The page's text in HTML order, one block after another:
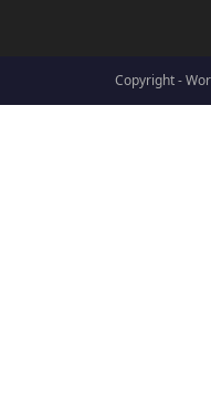
Copyright -